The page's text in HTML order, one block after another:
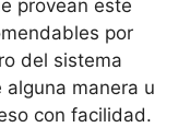
provean este
por
del sistema
manera u
con facilidad.